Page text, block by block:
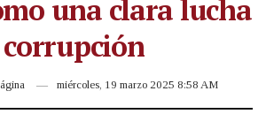
una clara lucha
miércoles, 19 marzo 2025 8:58 AM